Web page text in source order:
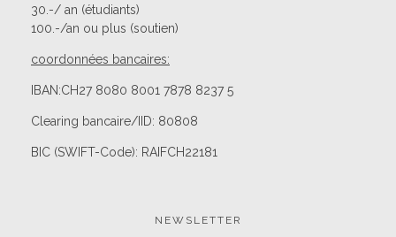
30.-/ an (étudiants)
100.-/an ou plus (soutien)
coordonnées bancaires:
IBAN:CH27 8080 8001 7878 8237 5
Clearing bancaire/IID: 80808
BIC (SWIFT-Code): RAIFCH22181
NEWSLETTER